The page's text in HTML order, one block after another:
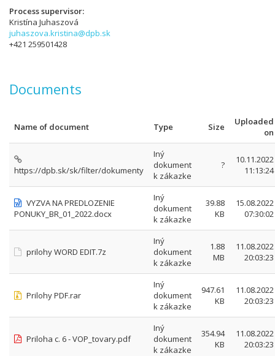
Process supervisor
Kristína Juhaszová
juhaszova.kristina@dpb.sk
+421 259501428
Documents
Name of document Type Size
Uploaded
on
https://dpb.sk/sk/filter/dokumenty
Iný
dokument
k zákazke
?
10.11.2022
11:13:24
VYZVA NA PREDLOZENIE
PONUKY_BR_01_2022.docx
Iný
dokument
k zákazke
39.88
KB
15.08.2022
07:30:02
prilohy WORD EDIT.7z
Iný
dokument
k zákazke
1.88
MB
11.08.2022
20:03:23
Prilohy PDF.rar
Iný
dokument
k zákazke
947.61
KB
11.08.2022
20:03:23
Priloha c. 6 - VOP_tovary.pdf
Iný
dokument
k zákazke
354.94
KB
11.08.2022
20:03:23